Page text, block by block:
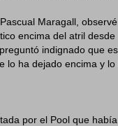
Maragall,
encima del atril
indignado que
lo ha dejado encima y lo
por el Pool que